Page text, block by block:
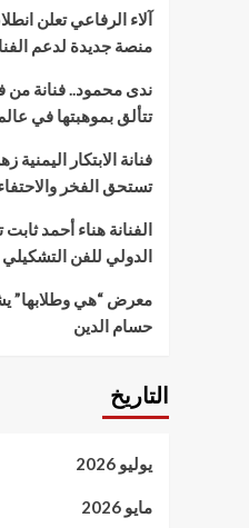
منصة جديدة لدعم
ندى محمود.. فنانة من
تتألق بموهبتها في
فنانة الابتكار
تستحق الفخر
الفنانة هناء أحمد
الدولي للفن
معرض “هي وطلابها”
حسام الدين
التاريخ
يوليو 2026
مايو 2026